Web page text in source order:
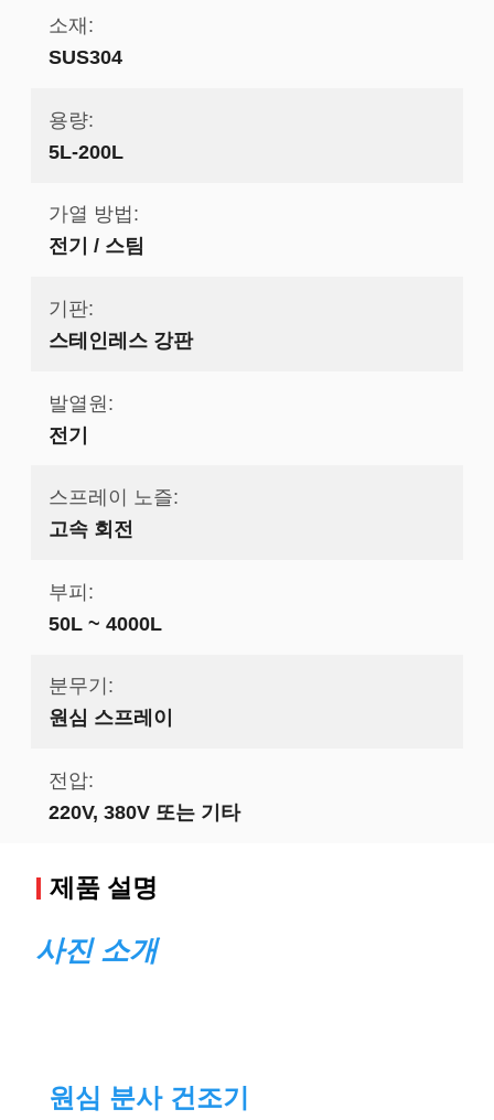
소재:
SUS304
용량:
5L-200L
가열 방법:
전기 / 스팀
기판:
스테인레스 강판
발열원:
전기
스프레이 노즐:
고속 회전
부피:
50L ~ 4000L
분무기:
원심 스프레이
전압:
220V, 380V 또는 기타
제품 설명
사진 소개
원심 분사 건조기